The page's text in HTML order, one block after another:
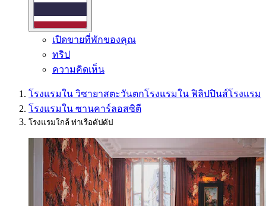
เปิดขายที่พักของคุณ
ทริป
ความคิดเห็น
โรงแรมใน วิซายาสตะวันตกโรงแรมใน ฟิลิปปินส์โรงแรม
โรงแรมใน ซานคาร์ลอสซิตี
โรงแรมใกล้ ท่าเรือดัปดัป